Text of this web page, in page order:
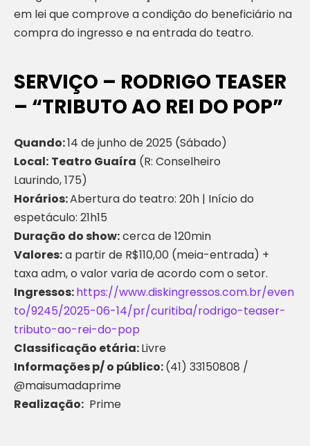
em lei que comprove a condição do beneficiário na
compra do ingresso e na entrada do teatro.
SERVIÇO – RODRIGO TEASER
– “TRIBUTO AO REI DO POP”
Quando:14 de junho de 2025 (Sábado)
Local: Teatro Guaíra (R: Conselheiro
Laurindo, 175)
Horários:Abertura do teatro: 20h | Início do
espetáculo: 21h15
Duração do show:cerca de 120min
Valores:a partir de R$110,00 (meia-entrada) +
taxa adm, o valor varia de acordo com o setor.
Ingressos:https://www.diskingressos.com.br/even
to/9245/2025-06-14/pr/curitiba/rodrigo-teaser-
tributo-ao-rei-do-pop
Classificação etária:Livre
Informações p/ o público:(41) 33150808 /
@maisumadaprime
Realização: Prime